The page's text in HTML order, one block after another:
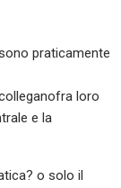
praticamente
loro
e la
o solo il